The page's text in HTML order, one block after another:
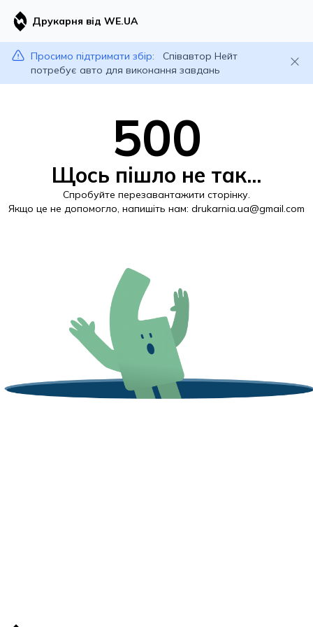
Друкарня від WE.UA
Просимо підтримати збір:
Співавтор Нейт
потребує авто для виконання завдань
500
Щось пішло не так...
Спробуйте перезавантажити сторінку.
Якщо це не допомогло, напишіть нам: drukarnia.ua@gmail.com